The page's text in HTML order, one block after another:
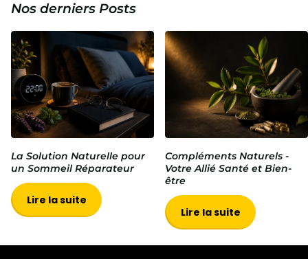
Nos derniers Posts
La Solution Naturelle pour
un Sommeil Réparateur
Lire la suite
Compléments Naturels -
Votre Allié Santé et Bien-
être
Lire la suite